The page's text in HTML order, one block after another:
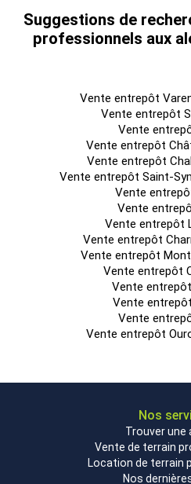
Suggestions de
professionnels aux
Vente entrepôt
Vente entrepôt
Vente
Vente entrepôt
Vente entrepôt
Vente entrepôt Saint-
Vente
Vente
Vente entrepôt
Vente entrepôt
Vente entrepôt
Vente entrepôt
Vente
Vente
Vente
Vente entrepôt
Nos
Trouver une
Vente de terrain
Location de terrain
Nos